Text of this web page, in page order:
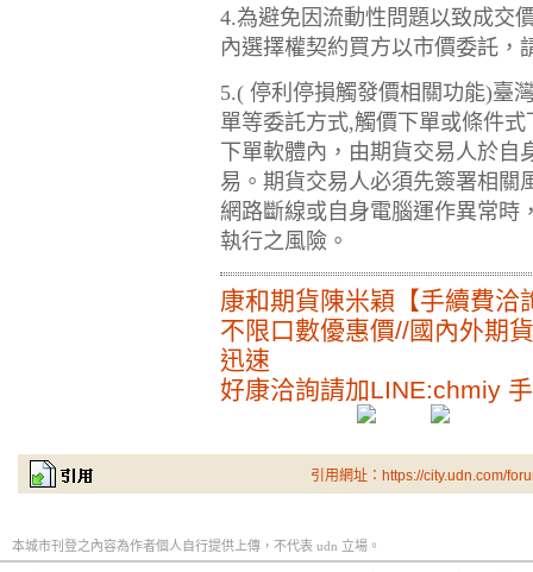
4.為避免因流動性問題以致成交
內選擇權契約買方以市價委託，
5.( 停利停損觸發價相關功能)臺
單等委託方式,觸價下單或條件
下單軟體內，由期貨交易人於
易。期貨交易人必須先簽署相關
網路斷線或自身電腦運作異常時
執行之風險。
康和期貨陳米穎【手續費洽
不限口數優惠價//國內外期
迅速
好康洽詢請加LINE:chmiy
引用網址：https://city.udn.com/
本城市刊登之內容為作者個人自行提供上傳，不代表 udn 立場。